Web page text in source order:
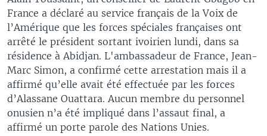
France a déclaré au service français de la Voix de
l’Amérique que les forces spéciales françaises ont
arrêté le président sortant ivoirien lundi, dans sa
résidence à Abidjan. L'ambassadeur de France, Jean-
Marc Simon, a confirmé cette arrestation mais il a
affirmé qu’elle avait été effectuée par les forces
d’Alassane Ouattara. Aucun membre du personnel
onusien n’a été impliqué dans l’assaut final, a
affirmé un porte parole des Nations Unies.